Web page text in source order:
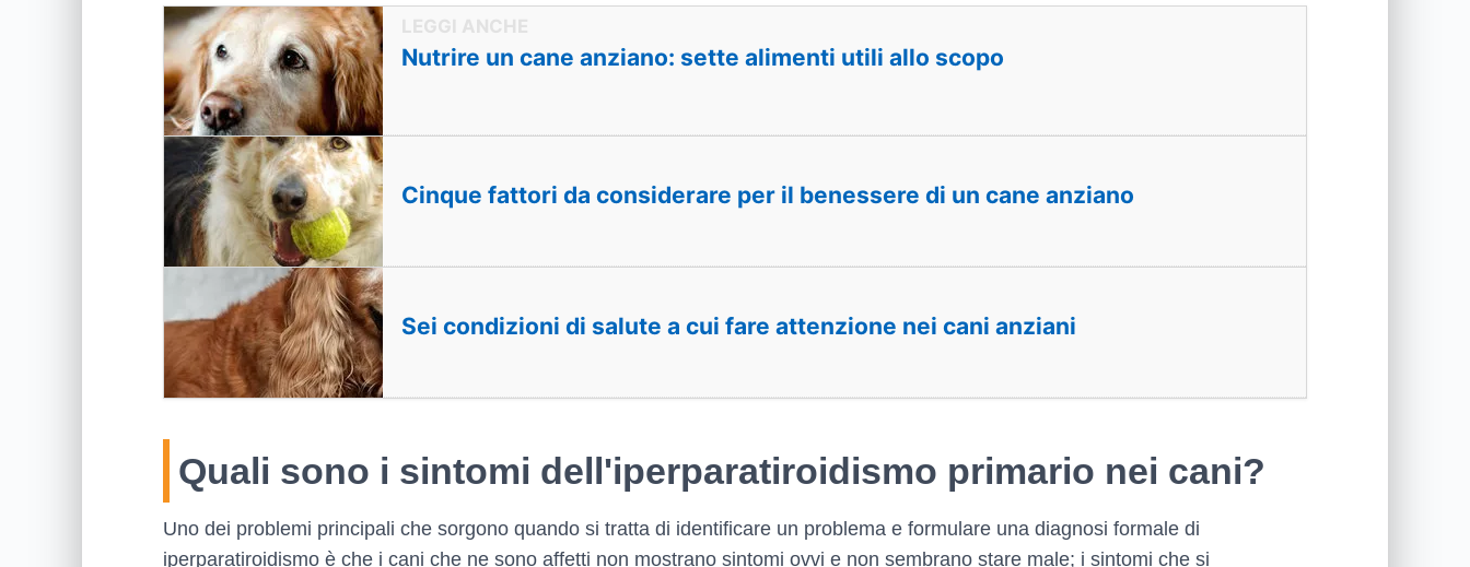
Nutrire un cane anziano: sette alimenti utili allo scopo
Cinque fattori da considerare per il benessere di un cane anziano
Sei condizioni di salute a cui fare attenzione nei cani anziani
Quali sono i sintomi dell'iperparatiroidismo primario nei cani?
Uno dei problemi principali che sorgono quando si tratta di identificare un problema e formulare una diagnosi formale di
iperparatiroidismo è che i cani che ne sono affetti non mostrano sintomi ovvi e non sembrano stare male; i sintomi che si